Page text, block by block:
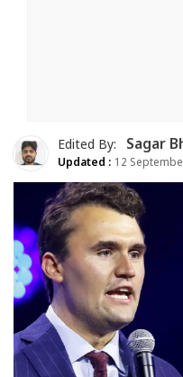
Edited By: Sagar
Updated : 12